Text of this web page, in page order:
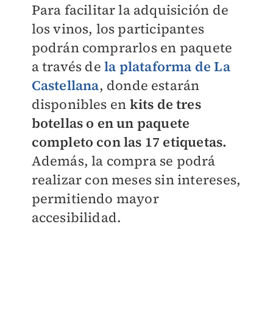
Para facilitar la adquisición de
los vinos, los participantes
podrán comprarlos en paquete
a través de la plataforma de La
Castellana, donde estarán
disponibles en kits de tres
botellas o en un paquete
completo con las 17 etiquetas.
Además, la compra se podrá
realizar con meses sin intereses,
permitiendo mayor
accesibilidad.